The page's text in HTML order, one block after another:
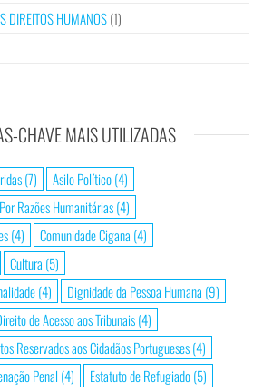
DIREITOS HUMANOS(1)
CHAVE MAIS UTILIZADAS
(7) Asilo Político(4)
Razões Humanitárias(4)
(4) Comunidade Cigana (4)
Cultura (5)
(4) Dignidade da Pessoa Humana (9)
de Acesso aos Tribunais(4)
Reservados aos Cidadãos Portugueses(4)
Penal (4) Estatuto de Refugiado(5)